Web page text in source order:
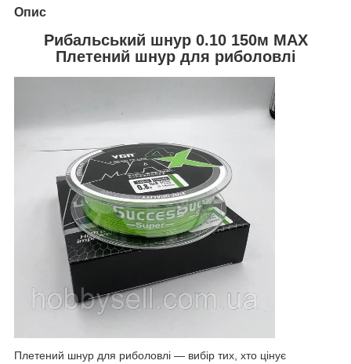
Опис
Рибальський шнур 0.10 150м MAX
Плетений шнур для риболовлі
Плетений шнур для риболовлі — вибір тих, хто цінує